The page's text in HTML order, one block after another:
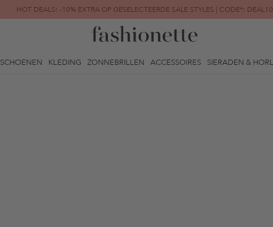
HOT DEALS: -10% EXTRA OP GESELECTEERDE SALE STYLES | CODE*: DEAL10
FINAL SALE | TOT -80% GEREDUCEERD
SCHOENEN KLEDING ZONNEBRILLEN ACCESSOIRES SIERADEN &